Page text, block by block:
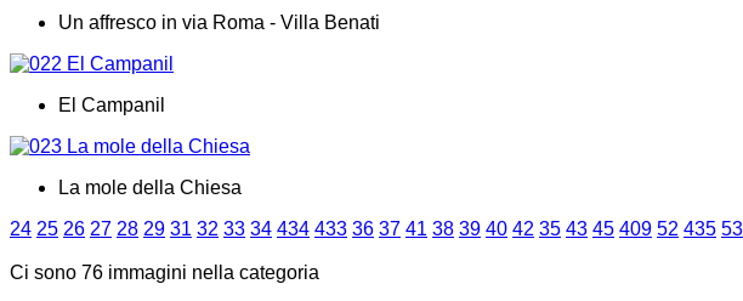
Un affresco in via Roma - Villa Benati
El Campanil
La mole della Chiesa
24 25 26 27 28 29 31 32 33 34 434 433 36 37 41 38 39 40 42 35 43 45 409 52 435 53
Ci sono 76 immagini nella categoria